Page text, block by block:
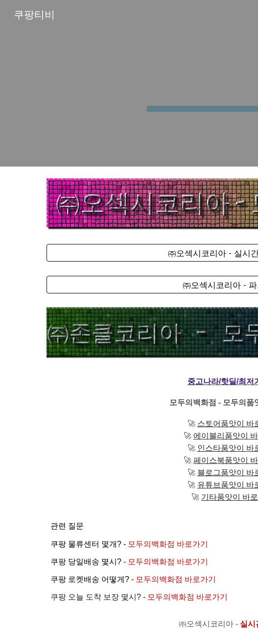
쿠팡티비
㈜오섹시코리아 - 실시
㈜오섹시코리아 -
중고나라/핫딜/최저
모두의백화점 - 모두의품
🚀 스토어품앗이 바
🚀 에이블리품앗이 바
🚀 인스타품앗이 바
🚀 페이스북품앗이 바
🚀 블로그품앗이 바
🚀 유튜브품앗이 바
🚀 기타품앗이 바로
관련 질문
쿠팡 물류센터 몇개? - 모두의백화점 바로가기
쿠팡 당일배송 몇시? - 모두의백화점 바로가기
쿠팡 로켓배송 어떻게? - 모두의백화점 바로가기
쿠팡 오늘 도착 보장 몇시?- 모두의백화점 바로가기
㈜오섹시코리아 - 실시